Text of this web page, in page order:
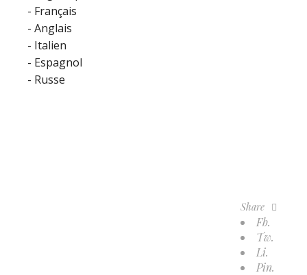
- Français
- Anglais
- Italien
- Espagnol
- Russe
Share
Fb.
Tw.
Li.
Pin.